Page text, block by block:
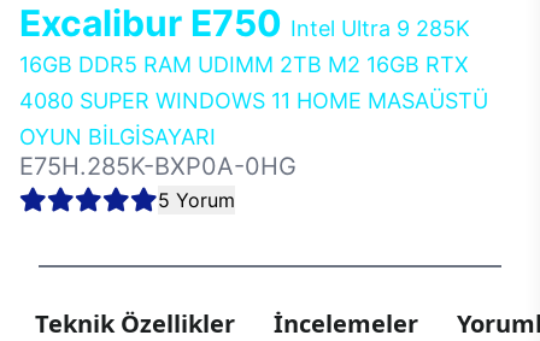
Excalibur E750 Intel Ultra 9 285K
16GB DDR5 RAM UDIMM 2TB M2 16GB RTX
4080 SUPER WINDOWS 11 HOME MASAÜSTÜ
OYUN BİLGİSAYARI
E75H.285K-BXP0A-0HG
5 Yorum
Teknik Özellikler İncelemeler